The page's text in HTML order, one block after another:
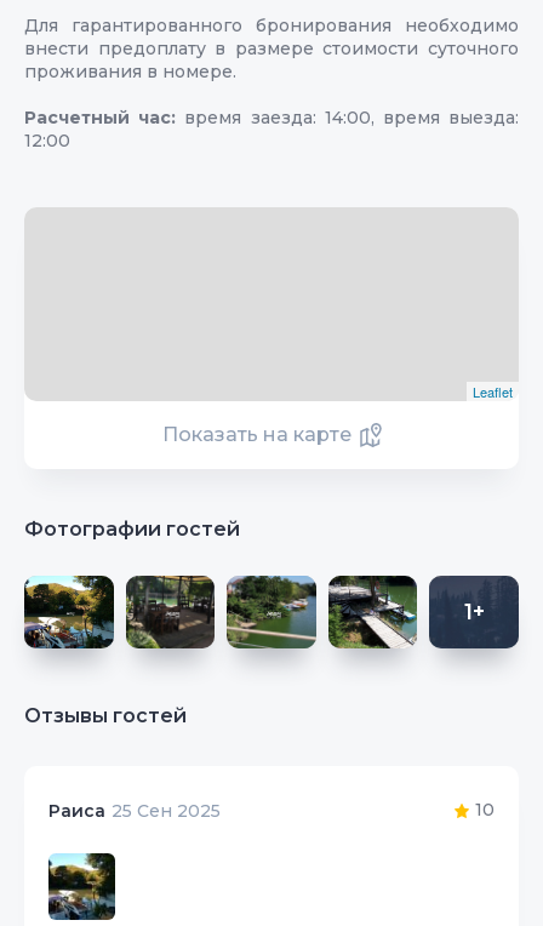
Для гарантированного бронирования необходимо
внести предоплату в размере стоимости суточного
проживания в номере.
Расчетный час: время заезда: 14:00, время выезда:
12:00
Leaflet
Показать на карте
Фотографии гостей
1+
Отзывы гостей
Раиса 25 Сен 2025 10